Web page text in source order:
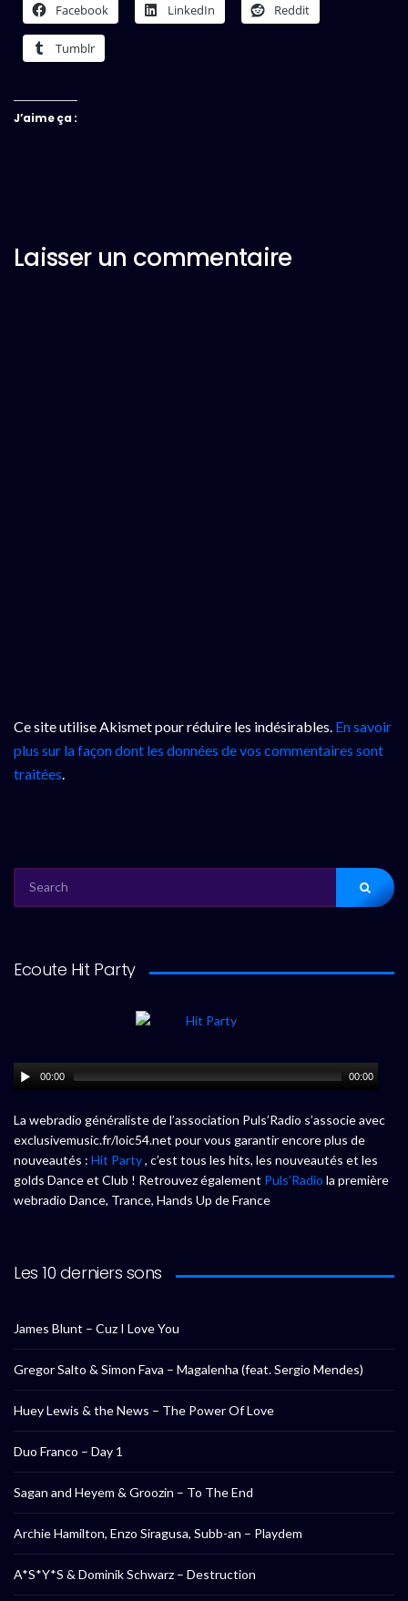
Facebook LinkedIn Reddit
Tumblr
J’aime ça :
Laisser un commentaire
Ce site utilise Akismet pour réduire les indésirables. En savoir
plus sur la façon dont les données de vos commentaires sont
traitées.
FOR:
Ecoute Hit Party
00:00 00:00
La webradio généraliste de l’association Puls’Radio s’associe avec
exclusivemusic.fr/loic54.net pour vous garantir encore plus de
nouveautés : Hit Party, c’est tous les hits, les nouveautés et les
golds Dance et Club ! Retrouvez également Puls’Radio la première
webradio Dance, Trance, Hands Up de France
Les 10 derniers sons
James Blunt – Cuz I Love You
Gregor Salto & Simon Fava – Magalenha (feat. Sergio Mendes)
Huey Lewis & the News – The Power Of Love
Duo Franco – Day 1
Sagan and Heyem & Groozin – To The End
Archie Hamilton, Enzo Siragusa, Subb-an – Playdem
A*S*Y*S & Dominik Schwarz – Destruction